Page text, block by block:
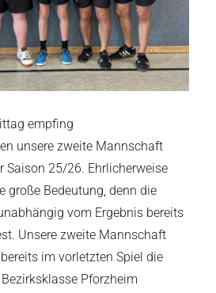
empfing
unsere zweite Mannschaft
Saison 25/26. Ehrlicherweise
große Bedeutung, denn die
vom Ergebnis bereits
Unsere zweite Mannschaft
im vorletzten Spiel die
Pforzheim